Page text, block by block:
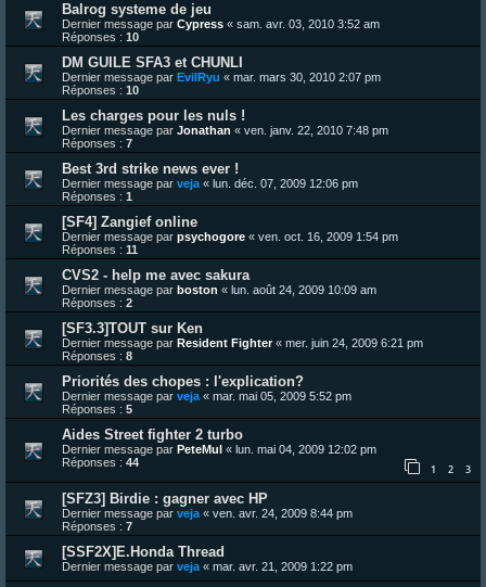
Balrog systeme de jeu
Dernier message par Cypress « sam. avr. 03, 2010 3:52 am
Réponses : 10
DM GUILE SFA3 et CHUNLI
Dernier message par EvilRyu « mar. mars 30, 2010 2:07 pm
Réponses : 10
Les charges pour les nuls !
Dernier message par Jonathan « ven. janv. 22, 2010 7:48 pm
Réponses : 7
Best 3rd strike news ever !
Dernier message par veja « lun. déc. 07, 2009 12:06 pm
Réponses : 1
[SF4] Zangief online
Dernier message par psychogore « ven. oct. 16, 2009 1:54 pm
Réponses : 11
CVS2 - help me avec sakura
Dernier message par boston « lun. août 24, 2009 10:09 am
Réponses : 2
[SF3.3]TOUT sur Ken
Dernier message par Resident Fighter« mer. juin 24, 2009 6:21 pm
Réponses : 8
Priorités des chopes : l'explication?
Dernier message par veja « mar. mai 05, 2009 5:52 pm
Réponses : 5
Aides Street fighter 2 turbo
Dernier message par PeteMul « lun. mai 04, 2009 12:02 pm
Réponses : 44 1 2 3
[SFZ3] Birdie : gagner avec HP
Dernier message par veja « ven. avr. 24, 2009 8:44 pm
Réponses : 7
[SSF2X]E.Honda Thread
Dernier message par veja « mar. avr. 21, 2009 1:22 pm